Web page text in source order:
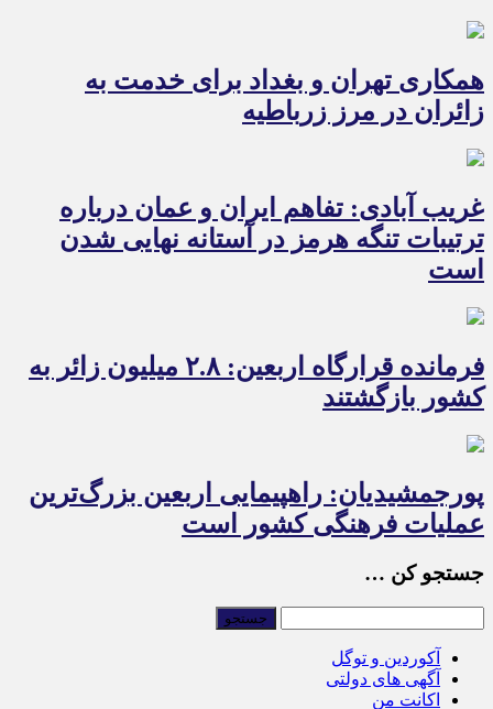
همکاری تهران و بغداد برای خدمت به
زائران در مرز زرباطیه
غریب آبادی: تفاهم ایران و عمان درباره
ترتیبات تنگه هرمز در آستانه نهایی شدن
است
فرمانده قرارگاه اربعین: ۲.۸ میلیون زائر به
کشور بازگشتند
پورجمشیدیان: راهپیمایی اربعین بزرگ‌ترین
عملیات فرهنگی کشور است
جستجو کن …
آکوردین و توگل
آگهی های دولتی
اکانت من